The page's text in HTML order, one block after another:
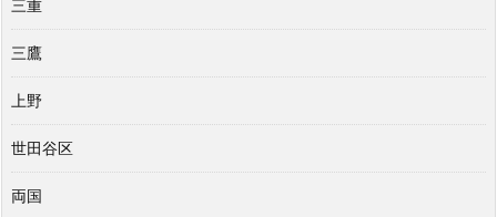
三重
三鷹
上野
世田谷区
両国